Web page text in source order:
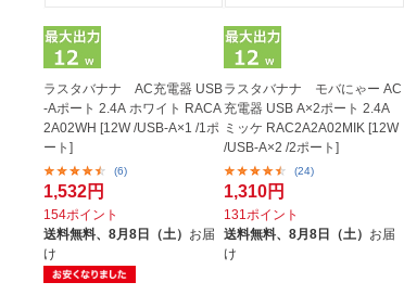
ラスタバナナ AC充電器 USB
-Aポート 2.4A ホワイト RACA
2A02WH [12W /USB-A×1 /1ポ
ート]
(6)
1,532円
154ポイント
送料無料、 8月8日（土） お届
け
ラスタバナナ モバにゃー AC
充電器 USB A×2ポート 2.4A
ミッケ RAC2A2A02MIK [12W
/USB-A×2 /2ポート]
(24)
1,310円
131ポイント
送料無料、8月8日（土） お届
け